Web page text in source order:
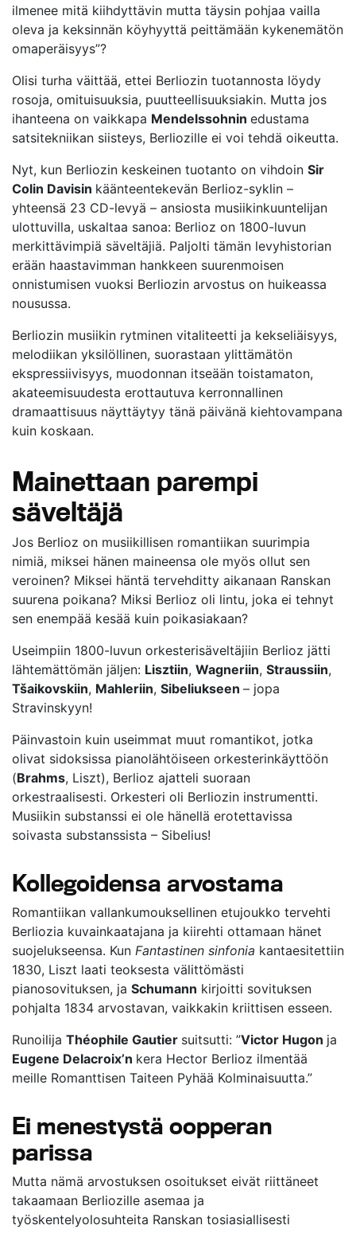
ilmenee mitä kiihdyttävin mutta täysin pohjaa vailla
oleva ja keksinnän köyhyyttä peittämään kykenemätön
omaperäisyys”?
Olisi turha väittää, ettei Berliozin tuotannosta löydy
rosoja, omituisuuksia, puutteellisuuksiakin. Mutta jos
ihanteena on vaikkapa Mendelssohnin edustama
satsitekniikan siisteys, Berliozille ei voi tehdä oikeutta.
Nyt, kun Berliozin keskeinen tuotanto on vihdoin Sir
Colin Davisin käänteentekevän Berlioz-syklin –
yhteensä 23 CD-levyä – ansiosta musiikinkuuntelijan
ulottuvilla, uskaltaa sanoa: Berlioz on 1800-luvun
merkittävimpiä säveltäjiä. Paljolti tämän levyhistorian
erään haastavimman hankkeen suurenmoisen
onnistumisen vuoksi Berliozin arvostus on huikeassa
nousussa.
Berliozin musiikin rytminen vitaliteetti ja kekseliäisyys,
melodiikan yksilöllinen, suorastaan ylittämätön
ekspressiivisyys, muodonnan itseään toistamaton,
akateemisuudesta erottautuva kerronnallinen
dramaattisuus näyttäytyy tänä päivänä kiehtovampana
kuin koskaan.
Mainettaan parempi
säveltäjä
Jos Berlioz on musiikillisen romantiikan suurimpia
nimiä, miksei hänen maineensa ole myös ollut sen
veroinen? Miksei häntä tervehditty aikanaan Ranskan
suurena poikana? Miksi Berlioz oli lintu, joka ei tehnyt
sen enempää kesää kuin poikasiakaan?
Useimpiin 1800-luvun orkesterisäveltäjiin Berlioz jätti
lähtemättömän jäljen: Lisztiin, Wagneriin, Straussiin,
Tšaikovskiin, Mahleriin, Sibeliukseen – jopa
Stravinskyyn!
Päinvastoin kuin useimmat muut romantikot, jotka
olivat sidoksissa pianolähtöiseen orkesterinkäyttöön
(Brahms, Liszt), Berlioz ajatteli suoraan
orkestraalisesti. Orkesteri oli Berliozin instrumentti.
Musiikin substanssi ei ole hänellä erotettavissa
soivasta substanssista – Sibelius!
Kollegoidensa arvostama
Romantiikan vallankumouksellinen etujoukko tervehti
Berliozia kuvainkaatajana ja kiirehti ottamaan hänet
suojelukseensa. Kun Fantastinen sinfonia kantaesitettiin
1830, Liszt laati teoksesta välittömästi
pianosovituksen, ja Schumann kirjoitti sovituksen
pohjalta 1834 arvostavan, vaikkakin kriittisen esseen.
Runoilija Théophile Gautier suitsutti: ”Victor Hugon ja
Eugene Delacroix’n kera Hector Berlioz ilmentää
meille Romanttisen Taiteen Pyhää Kolminaisuutta.”
Ei menestystä oopperan
parissa
Mutta nämä arvostuksen osoitukset eivät riittäneet
takaamaan Berliozille asemaa ja
työskentelyolosuhteita Ranskan tosiasiallisesti